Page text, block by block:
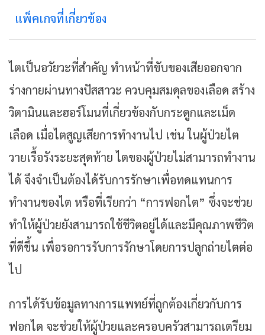
ไตเป็นอวัยวะที่สำคัญ ทำหน้าที่ขับของเสียออกจาก
ร่างกายผ่านทางปัสสาวะ ควบคุมสมดุลของเลือด สร้าง
วิตามินและฮอร์โมนที่เกี่ยวข้องกับกระดูกและเม็ด
เลือด เมื่อไตสูญเสียการทำงานไป เช่น ในผู้ป่วยไต
วายเรื้อรังระยะสุดท้าย ไตของผู้ป่วยไม่สามารถทำงาน
ได้ จึงจำเป็นต้องได้รับการรักษาเพื่อทดแทนการ
ทำงานของไต หรือที่เรียกว่า “การฟอกไต” ซึ่งจะช่วย
ทำให้ผู้ป่วยยังสามารถใช้ชีวิตอยู่ได้และมีคุณภาพชีวิต
ที่ดีขึ้น เพื่อรอการรับการรักษาโดยการปลูกถ่ายไตต่อ
ไป
การได้รับข้อมูลทางการแพทย์ที่ถูกต้องเกี่ยวกับการ
ฟอกไต จะช่วยให้ผู้ป่วยและครอบครัวสามารถเตรียม
แพ็คเกจที่เกี่ยวข้อง